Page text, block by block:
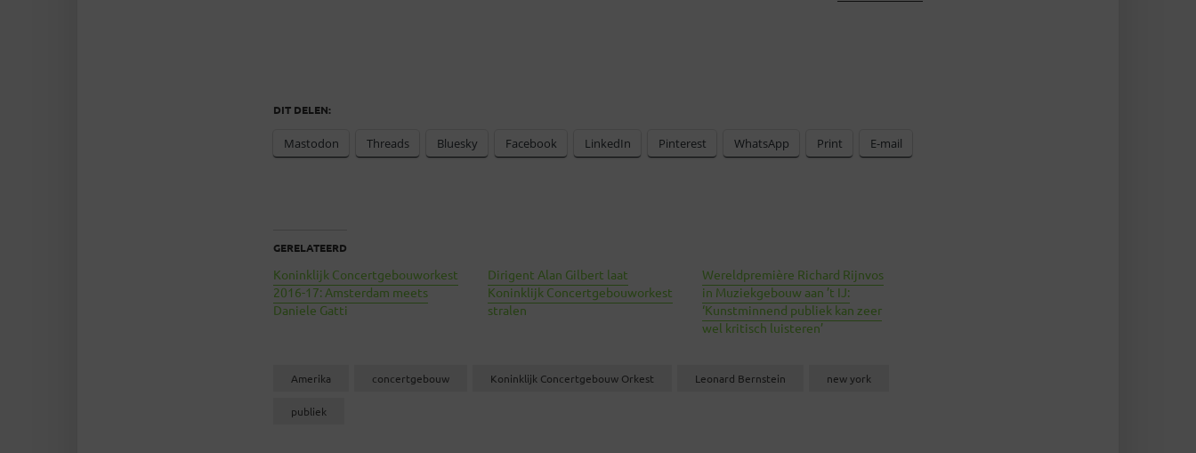
DIT DELEN:
Mastodon Threads Bluesky Facebook LinkedIn Pinterest WhatsApp Print E-mail
GERELATEERD
Koninklijk Concertgebouworkest
2016-17: Amsterdam meets
Daniele Gatti
Dirigent Alan Gilbert laat
Koninklijk Concertgebouworkest
stralen
Wereldpremière Richard Rijnvos
in Muziekgebouw aan ’t IJ:
‘Kunstminnend publiek kan zeer
wel kritisch luisteren’
Amerika concertgebouw Koninklijk Concertgebouw Orkest Leonard Bernstein new york
publiek